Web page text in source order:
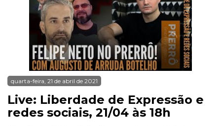
quarta-feira, 21 de abril de 2021
Live: Liberdade de Expressão e
redes sociais, 21/04 às 18h